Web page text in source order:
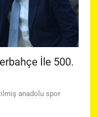
İle 500.
anadolu spor